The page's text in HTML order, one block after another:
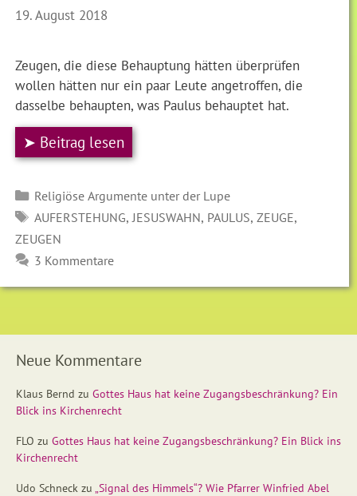
19. August 2018
Zeugen, die diese Behauptung hätten überprüfen
wollen hätten nur ein paar Leute angetroffen, die
dasselbe behaupten, was Paulus behauptet hat.
➤ Beitrag lesen
Kategorien
Religiöse Argumente unter der Lupe
SCHLAGWÖRTER
AUFERSTEHUNG,JESUSWAHN, PAULUS, ZEUGE,
ZEUGEN
3 Kommentare
Neue Kommentare
Klaus Bernd zu Gottes Haus hat keine Zugangsbeschränkung? Ein
Blick ins Kirchenrecht
FLO zu Gottes Haus hat keine Zugangsbeschränkung? Ein Blick ins
Kirchenrecht
Udo Schneck zu „Signal des Himmels“? Wie Pfarrer Winfried Abel